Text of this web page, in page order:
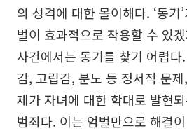
의 성격에 대한 몰이해다. ‘동기
벌이 효과적으로 작용할 수 있
사건에서는 동기를 찾기 어렵
감, 고립감, 분노 등 정서적 문
제가 자녀에 대한 학대로 발현
범죄다. 이는 엄벌만으로 해결